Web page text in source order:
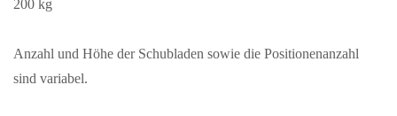
200 kg
Anzahl und Höhe der Schubladen sowie die Positionenanzahl
sind variabel.